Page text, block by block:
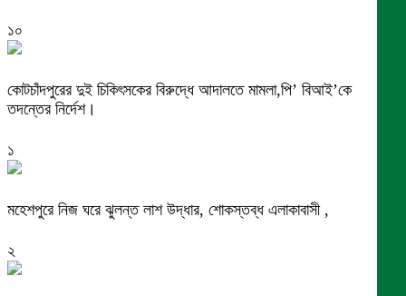
১০
কোটচাঁদপুরের দুই চিকিৎসকের বিরুদ্ধে আদালতে মামলা,পি’ বিআই’কে
তদন্তের নির্দেশ।
১
মহেশপুরে নিজ ঘরে ঝুলন্ত লাশ উদ্ধার, শোকস্তব্ধ এলাকাবাসী ,
২